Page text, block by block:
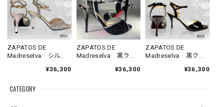
CATEGORY
ZAPATOS DE
Madreselva シルバ
¥36,300
ZAPATOS DE
Madreselva 黒ラメ×
¥36,300
ZAPATOS DE
Madreselva 黒クロ
ル サイズ36¥36,300